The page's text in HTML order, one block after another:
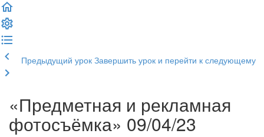
Предыдущий урок Завершить урок и перейти к следующему
«Предметная и рекламная
фотосъёмка» 09/04/23